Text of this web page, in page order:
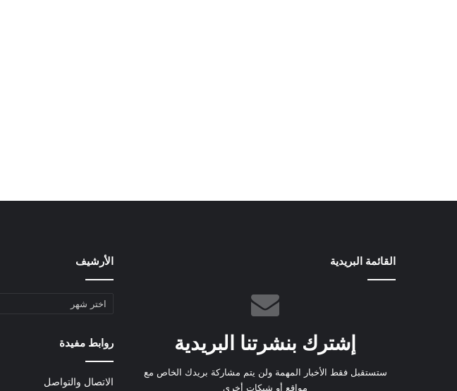
القائمة البريدية
إشترك بنشرتنا البريدية
ستستقبل فقط الأخبار المهمة ولن يتم مشاركة بريدك الخاص مع
مواقع أو شبكات أخرى
الأرشيف
الأرشيف
روابط مفيدة
الاتصال والتواصل